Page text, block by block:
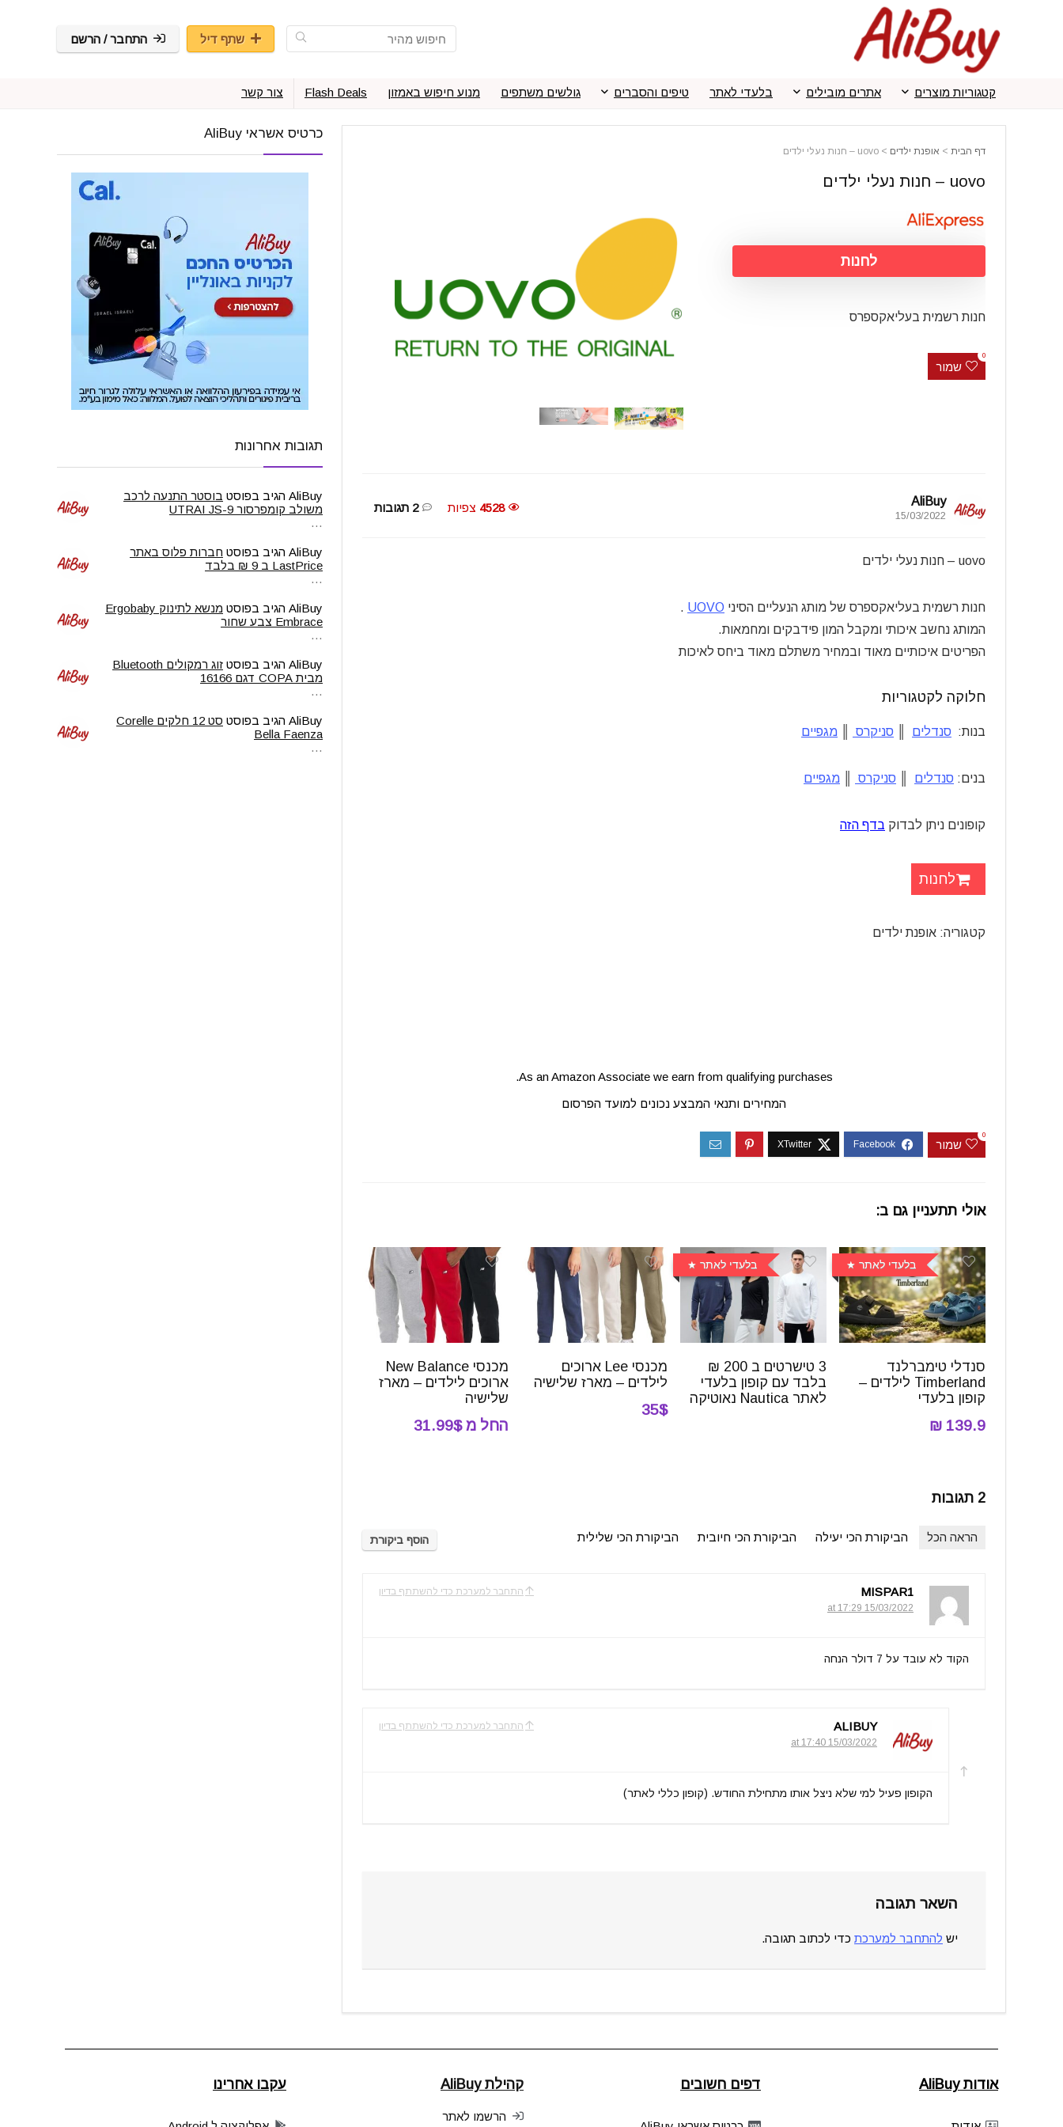
שתף דיל התחבר / הרשם
קטגוריות מוצרים אתרים מובילים בלעדי לאתר טיפים והסברים גולשים משתפים מנוע חיפוש באמזון Flash Deals צור קשר
דף הבית > אופנת ילדים > uovo – חנות נעלי ילדים
uovo – חנות נעלי ילדים
לחנות
חנות רשמית בעליאקספרס
שמור
0
AliBuy
15/03/2022
4528 צפיות 2 תגובות
uovo – חנות נעלי ילדים
חנות רשמית בעליאקספרס של מותג הנעליים הסיני UOVO
.
המותג נחשב איכותי ומקבל המון פידבקים ומחמאות.
הפריטים איכותיים מאוד ובמחיר משתלם מאוד ביחס לאיכות
חלוקה לקטגוריות
בנות: סנדלים סניקרס מגפיים
בנים: סנדלים סניקרס מגפיים
קופונים ניתן לבדוק בדף הזה
לחנות
קטגוריה: אופנת ילדים
As an Amazon Associate we earn from qualifying purchases.
המחירים ותנאי המבצע נכונים למועד הפרסום
שמור
0
אולי תתעניין גם ב:
בלעדי לאתר
סנדלי טימברלנד
Timberland לילדים –
קופון בלעדי
139.9 ₪
בלעדי לאתר
3 טישרטים ב 200 ₪
בלבד עם קופון בלעדי
לאתר Nautica נאוטיקה
מכנסי Lee ארוכים
לילדים – מארז שלישיה
35$
מכנסי New Balance
ארוכים לילדים – מארז
שלישיה
החל מ 31.99$
2 תגובות
הראה הכל הביקורת הכי יעילה הביקורת הכי חיובית הביקורת הכי שלילית הוסף ביקורת
התחבר למערכת כדי להשתתף בדיון MISPAR1
15/03/2022 at 17:29
הקוד לא עובד על 7 דולר הנחה
התחבר למערכת כדי להשתתף בדיון ALIBUY
15/03/2022 at 17:40
הקופון פעיל למי שלא ניצל אותו מתחילת החודש. (קופון כללי לאתר)
השאר תגובה
יש להתחבר למערכת כדי לכתוב תגובה.
כרטיס אשראי AliBuy
תגובות אחרונות
AliBuy הגיב בפוסט בוסטר התנעה לרכב
משולב קומפרסור UTRAI JS-9
…
AliBuy הגיב בפוסט חברות פלוס באתר
LastPrice ב 9 ₪ בלבד
…
AliBuy הגיב בפוסט
מנשא לתינוק Ergobaby
Embrace צבע שחור
…
AliBuy הגיב בפוסט
זוג רמקולים Bluetooth
מבית COPA דגם 16166
…
AliBuy הגיב בפוסט
סט 12 חלקים Corelle
Bella Faenza
…
אודות AliBuy דפים חשובים קהילת AliBuy
הרשמו לאתר
עקבו אחרינו